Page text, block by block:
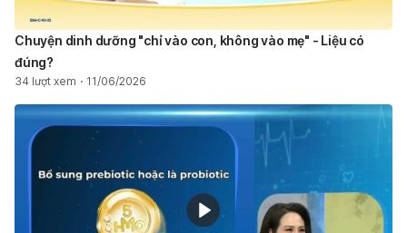
Chuyện dinh dưỡng "chỉ vào con, không vào mẹ" - Liệu có
đúng?
34 lượt xem 11/06/2026